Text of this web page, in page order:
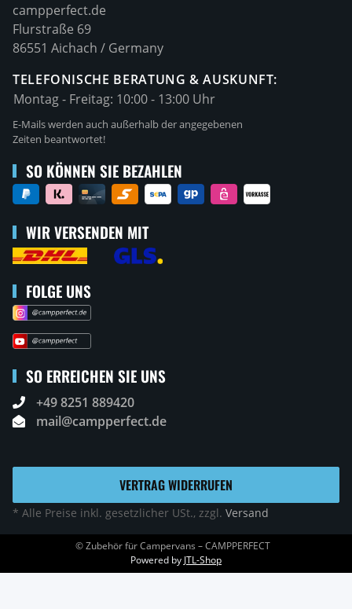
campperfect.de
Flurstraße 69
86551 Aichach / Germany
TELEFONISCHE BERATUNG & AUSKUNFT:
Montag - Freitag: 10:00 - 13:00 Uhr
E-Mails werden auch außerhalb der angegebenen
Zeiten beantwortet!
SO KÖNNEN SIE BEZAHLEN
WIR VERSENDEN MIT
FOLGE UNS
SO ERREICHEN SIE UNS
+49 8251 889420
mail@campperfect.de
VERTRAG WIDERRUFEN
* Alle Preise inkl. gesetzlicher USt., zzgl. Versand
© Zubehör für Campervans – CAMPPERFECT
Powered by JTL-Shop